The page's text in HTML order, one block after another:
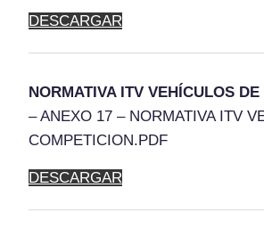
DESCARGAR
NORMATIVA ITV VEHÍCULOS
– ANEXO 17 – NORMATIVA ITV
COMPETICION.PDF
DESCARGAR